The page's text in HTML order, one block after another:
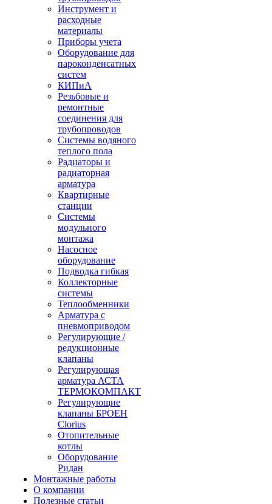
Инструмент и
расходные
материалы
Приборы учета
Оборудование для
пароконденсатных
систем
КИПиА
Резьбовые и
ремонтные
соединения для
трубопроводов
Системы водяного
теплого пола
Радиаторы и
радиаторная
арматура
Квартирные
станции
Системы
модульного
монтажа
Насосное
оборудование
Подводка гибкая
Коллекторные
системы
Теплообменники
Арматура с
пневмоприводом
Регулирующие /
редукционные
клапаны
Регулирующая
арматура АСТА
ТЕРМОКОМПАКТ
Регулирующие
клапаны БРОЕН
Clorius
Отопительные
котлы
Оборудование
Ридан
Монтажные работы
О компании
Полезные статьи